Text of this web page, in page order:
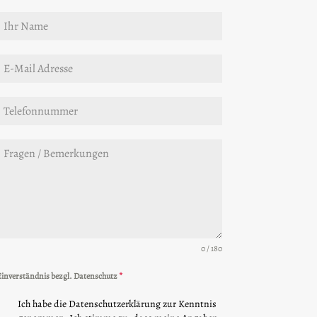
0 / 180
bezgl. Datenschutz*
Ich habe die Datenschutzerklärung zur Kenntnis